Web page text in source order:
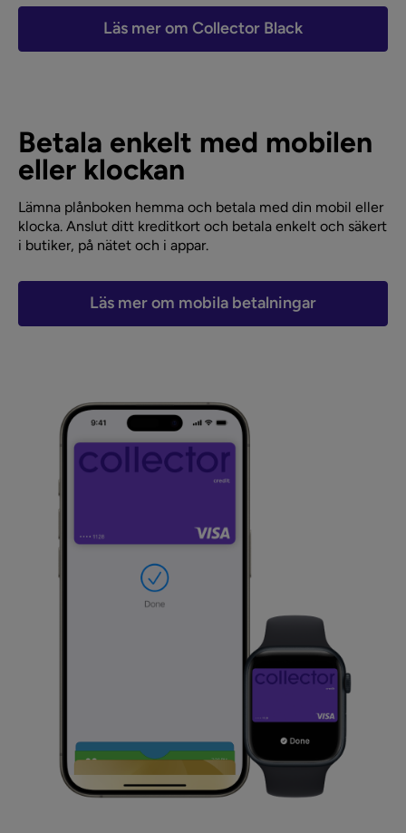
Läs mer om Collector Black
Betala enkelt med mobilen
eller klockan
Lämna plånboken hemma och betala med din mobil eller
klocka. Anslut ditt kreditkort och betala enkelt och säkert
i butiker, på nätet och i appar.
Läs mer om mobila betalningar